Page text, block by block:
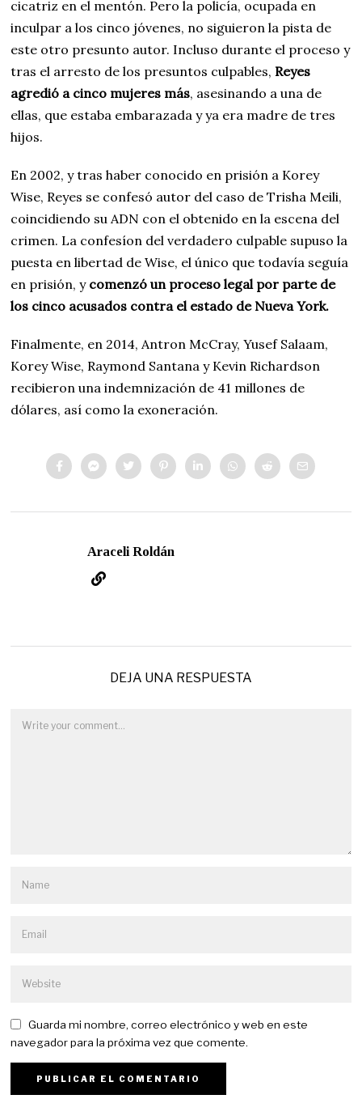
cicatriz en el mentón. Pero la policía, ocupada en
inculpar a los cinco jóvenes, no siguieron la pista de
este otro presunto autor. Incluso durante el proceso y
tras el arresto de los presuntos culpables, Reyes
agredió a cinco mujeres más, asesinando a una de
ellas, que estaba embarazada y ya era madre de tres
hijos.
En 2002, y tras haber conocido en prisión a Korey
Wise, Reyes se confesó autor del caso de Trisha Meili,
coincidiendo su ADN con el obtenido en la escena del
crimen. La confesíon del verdadero culpable supuso la
puesta en libertad de Wise, el único que todavía seguía
en prisión, y comenzó un proceso legal por parte de
los cinco acusados contra el estado de Nueva York.
Finalmente, en 2014, Antron McCray, Yusef Salaam,
Korey Wise, Raymond Santana y Kevin Richardson
recibieron una indemnización de 41 millones de
dólares, así como la exoneración.
Araceli Roldán
DEJA UNA RESPUESTA
Guarda mi nombre, correo electrónico y web en este
navegador para la próxima vez que comente.